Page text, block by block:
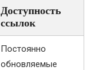
Доступность
ссылок
Постоянно
обновляемые